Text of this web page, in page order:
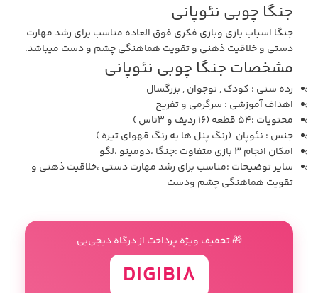
جنگا چوبی نئوپانی
جنگا اسباب بازی وبازی فکری فوق العاده مناسب برای رشد مهارت
دستی و خلاقیت ذهنی و تقویت هماهنگی چشم و دست میباشد.
مشخصات جنگا چوبی نئوپانی
رده سنی : کودک , نوجوان , بزرگسال
اهداف آموزشی : سرگرمی و تفریح
محتویات :54 قطعه (16 ردیف و 3تاس )
جنس : نئوپان (رنگ پنل ها به رنگ قهوای تیره )
امکان انجام 3 بازی متفاوت :جنگا ،دومینو ،لگو
سایر توضیحات :مناسب برای رشد مهارت دستی ،خلاقیت ذهنی و
تقویت هماهنگی چشم ودست
🎁 تخفیف ویژه پرداخت از درگاه دیجی‌بی
DIGIBI8